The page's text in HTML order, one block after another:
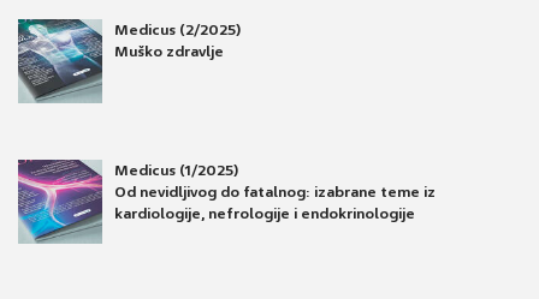
Medicus (2/2025)
Muško zdravlje
Medicus (1/2025)
Od nevidljivog do fatalnog: izabrane teme iz
kardiologije, nefrologije i endokrinologije